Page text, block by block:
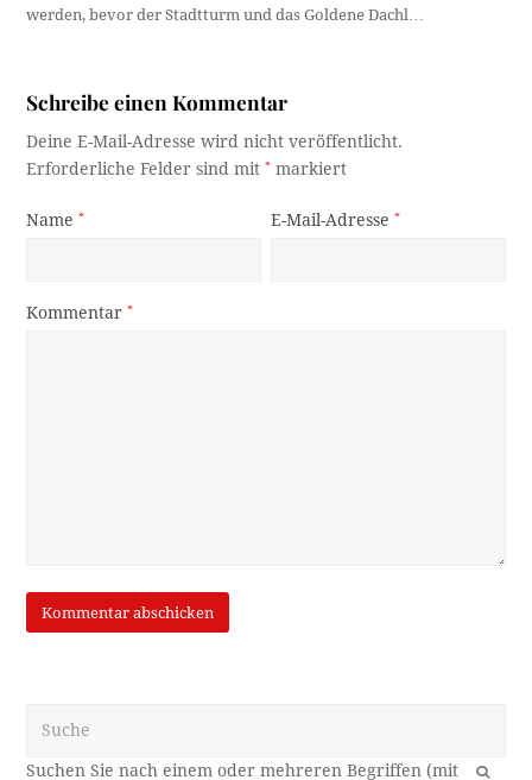
werden, bevor der Stadtturm und das Goldene Dachl…
Schreibe einen Kommentar
Deine E-Mail-Adresse wird nicht veröffentlicht.
Erforderliche Felder sind mit* markiert
Name* E-Mail-Adresse*
Kommentar*
OK